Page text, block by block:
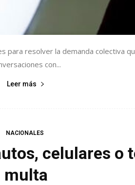
para resolver la demanda colectiva
con...
Leer más
NACIONALES
celulares o
multa